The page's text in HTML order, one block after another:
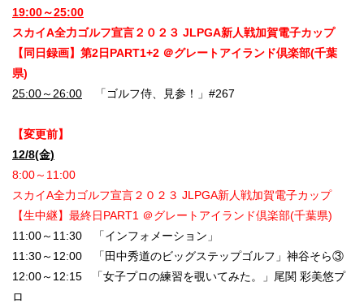
19:00～25:00
スカイA全力ゴルフ宣言２０２３ JLPGA新人戦加賀電子カップ
【同日録画】第2日PART1+2 ＠グレートアイランド倶楽部(千葉
県)
25:00～26:00 「ゴルフ侍、見参！」#267
【変更前】
12/8(金)
8:00～11:00
スカイA全力ゴルフ宣言２０２３ JLPGA新人戦加賀電子カップ
【生中継】最終日PART1 ＠グレートアイランド倶楽部(千葉県)
11:00～11:30 「インフォメーション」
11:30～12:00 「田中秀道のビッグステップゴルフ」神谷そら③
12:00～12:15 「女子プロの練習を覗いてみた。」尾関 彩美悠プ
ロ